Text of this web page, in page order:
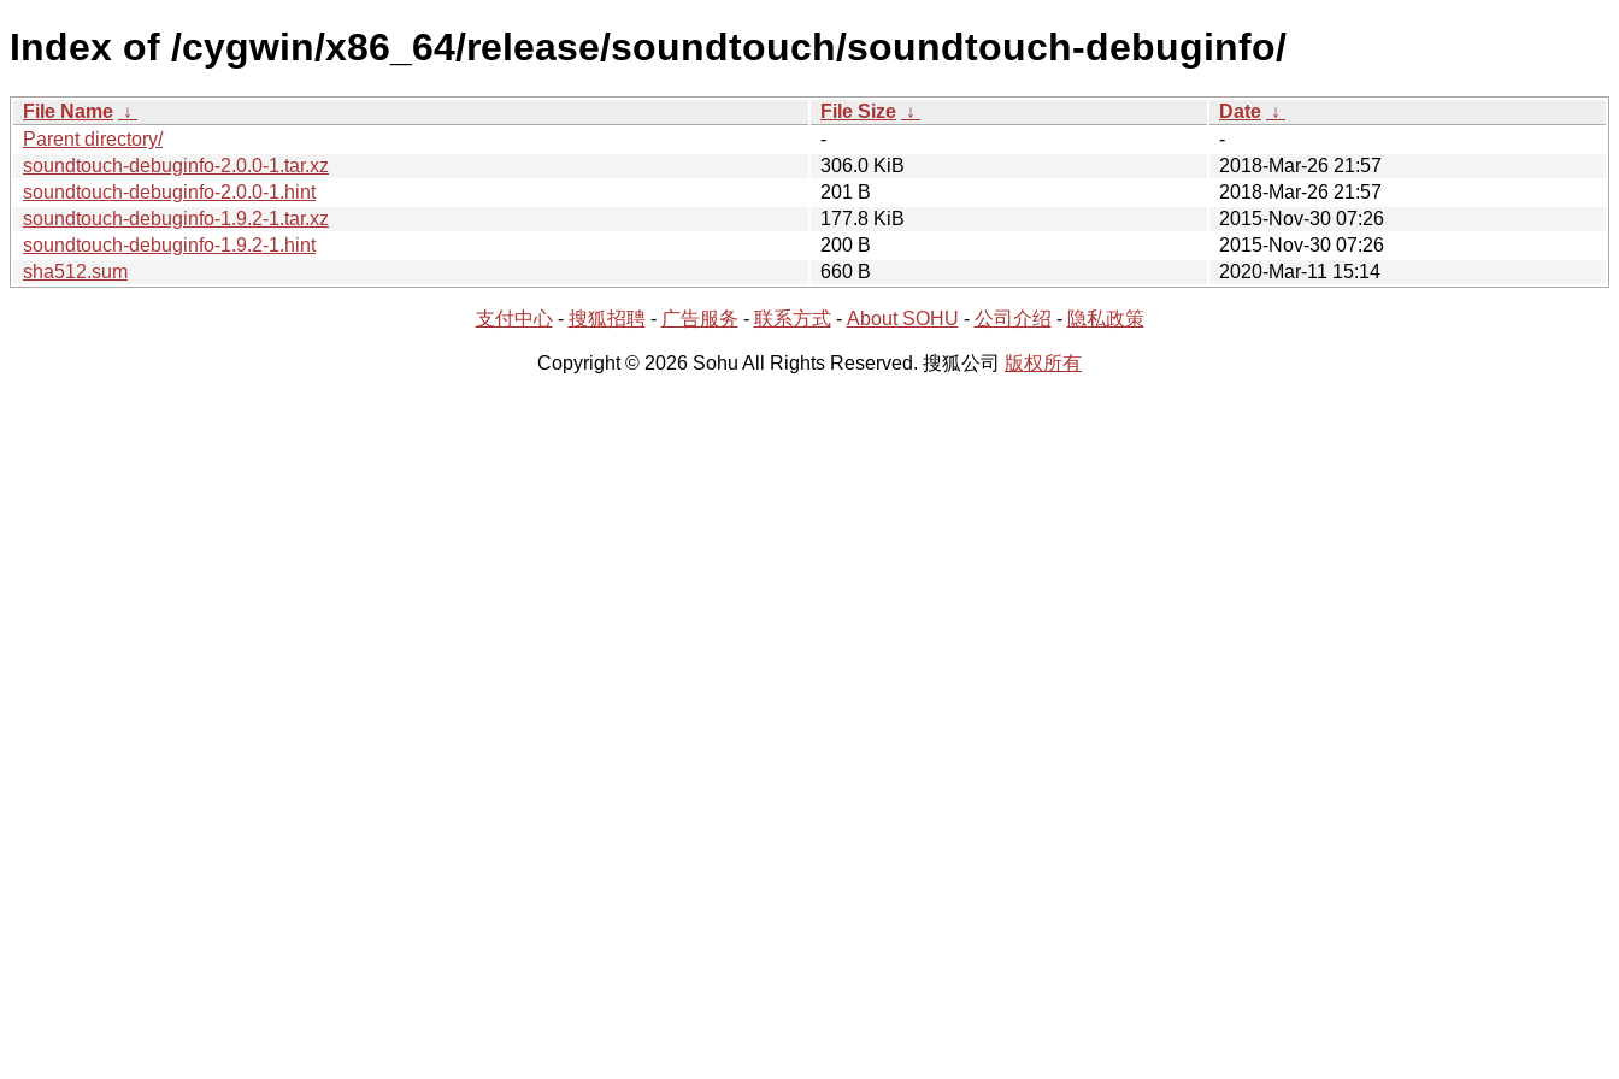
Index of /cygwin/x86_64/release/soundtouch/soundtouch-debuginfo/
File Name ↓ File Size ↓ Date ↓
Parent directory/
-
-
soundtouch-debuginfo-2.0.0-1.tar.xz
306.0 KiB
2018-Mar-26 21:57
soundtouch-debuginfo-2.0.0-1.hint
201 B
2018-Mar-26 21:57
soundtouch-debuginfo-1.9.2-1.tar.xz
177.8 KiB
2015-Nov-30 07:26
soundtouch-debuginfo-1.9.2-1.hint
200 B
2015-Nov-30 07:26
sha512.sum
660 B 2020-Mar-11 15:14
支付中心- 搜狐招聘- 广告服务 - 联系方式- About SOHU - 公司介绍 - 隐私政策
Copyright © 2026 Sohu All Rights Reserved. 搜狐公司 版权所有